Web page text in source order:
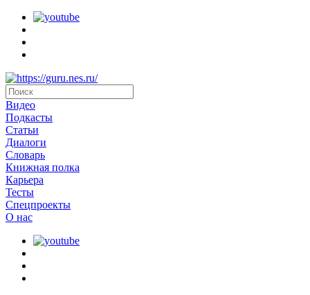
Видео
Подкасты
Статьи
Диалоги
Словарь
Книжная полка
Карьера
Тесты
Спецпроекты
О наc